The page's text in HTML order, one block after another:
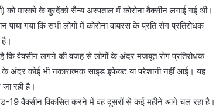
मास्को के बुरदेंको सैन्य अस्पताल में कोरोना वैक्सीन लगाई गई थी।
गया कि सभी लोगों में कोरोना वायरस के प्रति रोग प्रतिरोधक
कि वैक्सीन लगने की वजह से लोगों के अंदर मजबूत रोग प्रतिरोधक
के अंदर कोई भी नकारात्मक साइड इफेक्ट या परेशानी नहीं आई। यह
रही है।
19 वैक्सीन विकसित करने में वह दूसरों से कई महीने आगे चल रहा है।